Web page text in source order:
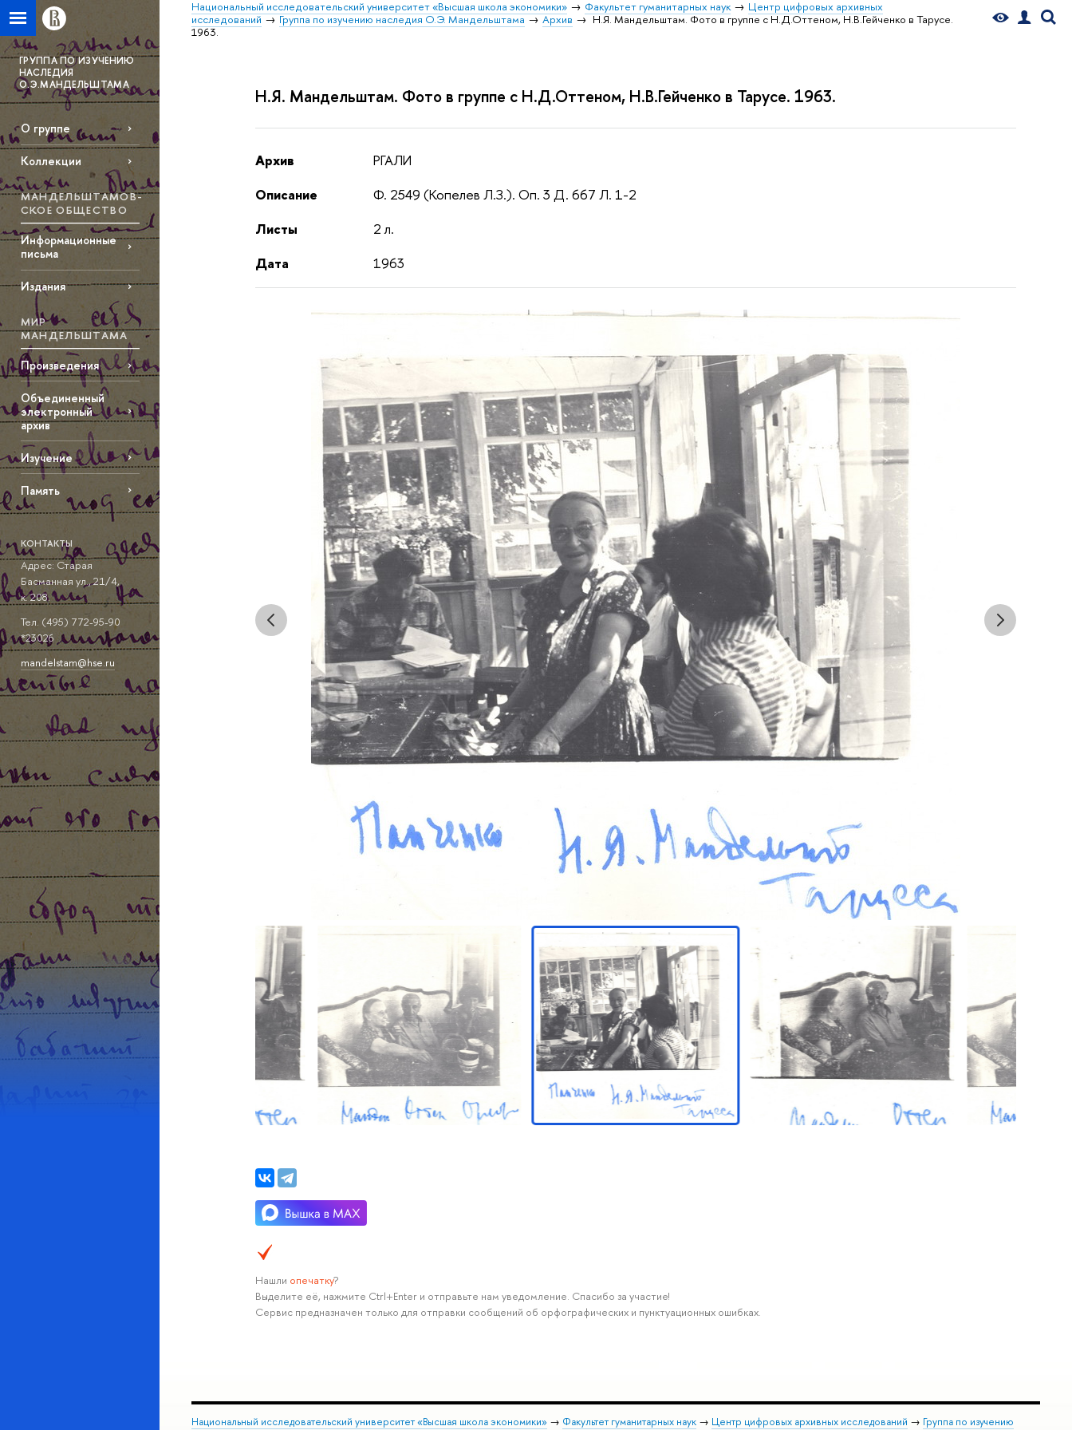
Национальный исследовательский университет «Высшая школа экономики» Факультет гуманитарных наук
Центр цифровых архивных
исследований
Группа по изучению наследия О.Э. Мандельштама Архив
Н.Я. Мандельштам. Фото в группе с Н.Д.Оттеном, Н.В.Гейченко в Тарусе.
1963.
ГРУППА ПО ИЗУЧЕНИЮ
НАСЛЕДИЯ
О.Э.МАНДЕЛЬШТАМА
О группе
Коллекции
МАНДЕЛЬШТАМОВ­
СКОЕ ОБЩЕСТВО
Информационные
письма
Издания
МИР
МАНДЕЛЬШТАМА
Произведения
Объединенный
электронный
архив
Изучение
Память
КОНТАКТЫ
Адрес: Старая
Басманная ул., 21/4,
к. 208.
Тел. (495) 772-95-90
*23026
mandelstam@hse.ru
Н.Я. Мандельштам. Фото в группе с Н.Д.Оттеном, Н.В.Гейченко в Тарусе. 1963.
Архив
РГАЛИ
Описание
Ф. 2549 (Копелев Л.З.). Оп. 3 Д. 667 Л. 1-2
Листы
2 л.
Дата
1963
Нашли опечатку?
Выделите её, нажмите Ctrl+Enter и отправьте нам уведомление. Спасибо за участие!
Сервис предназначен только для отправки сообщений об орфографических и пунктуационных ошибках.
Национальный исследовательский университет «Высшая школа экономики» → Факультет гуманитарных наук → Центр цифровых архивных исследований → Группа по изучению